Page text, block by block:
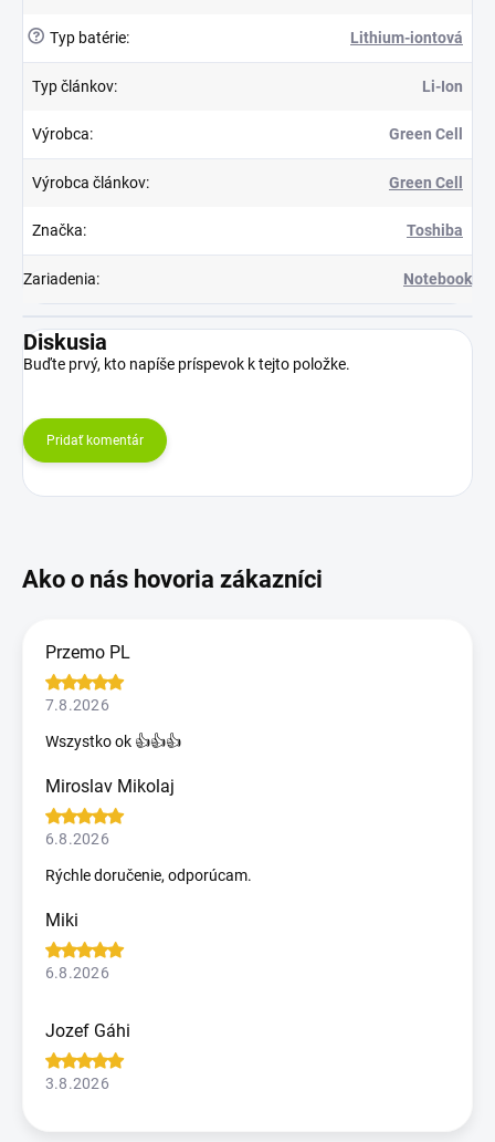
? Typ batérie: Lithium-iontová
Typ článkov: Li-Ion
Výrobca: Green Cell
Výrobca článkov: Green Cell
Značka: Toshiba
Zariadenia: Notebook
Diskusia
Buďte prvý, kto napíše príspevok k tejto položke.
Pridať komentár
Przemo PL
7.8.2026
Wszystko ok 👍👍👍
Miroslav Mikolaj
6.8.2026
Rýchle doručenie, odporúcam.
Miki
6.8.2026
Jozef Gáhi
3.8.2026